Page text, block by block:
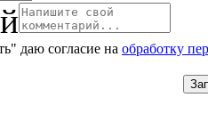
даю согласие на обработку